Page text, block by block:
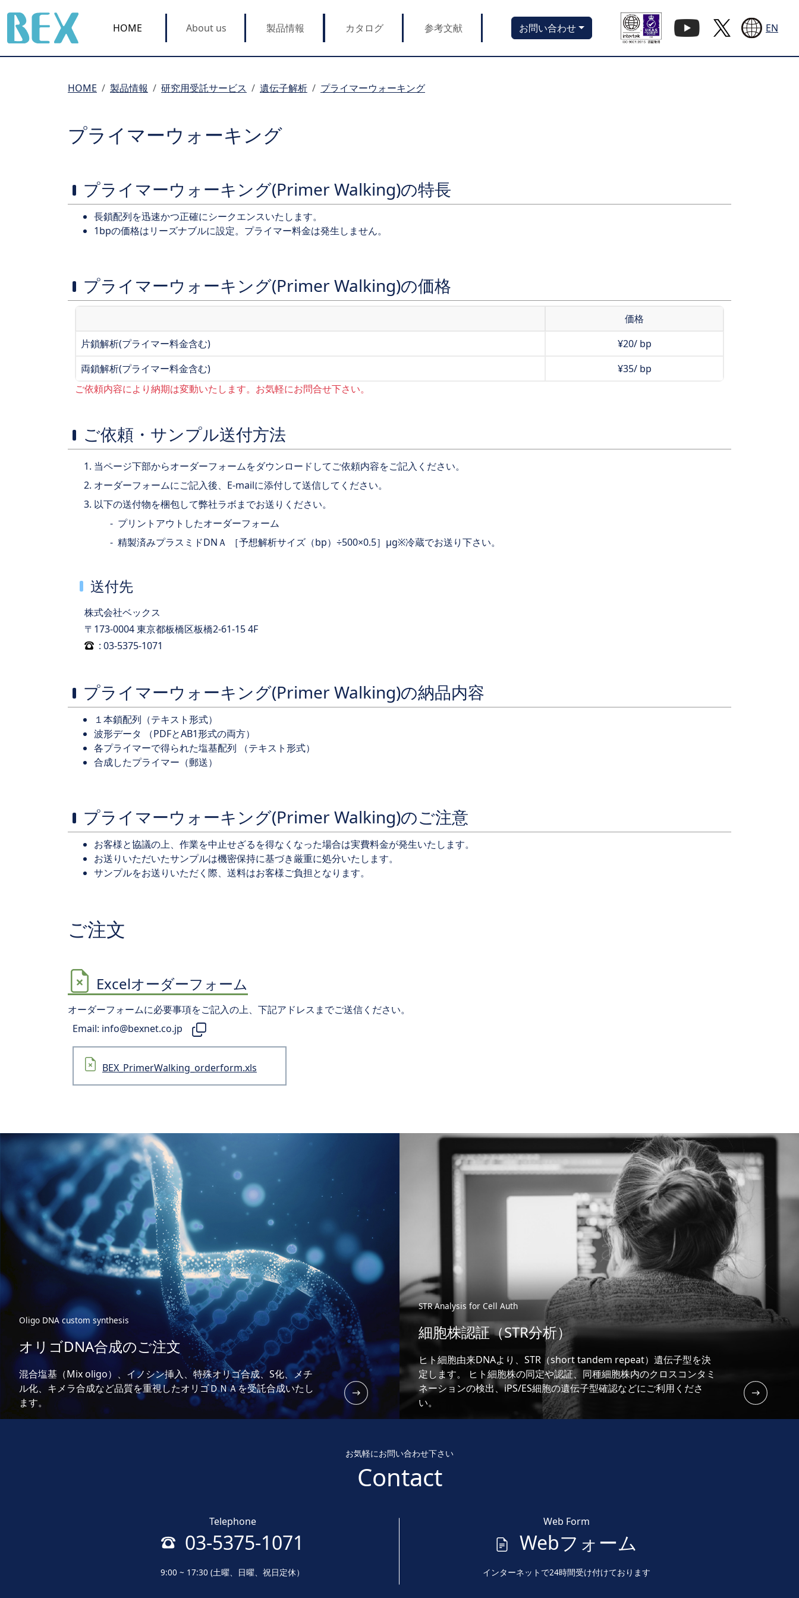
HOME About us 製品情報 カタログ 参考文献 お問い合わせ EN
HOME 製品情報 研究用受託サービス 遺伝子解析 プライマーウォーキング
プライマーウォーキング
プライマーウォーキング(Primer Walking)の特長
長鎖配列を迅速かつ正確にシークエンスいたします。
1bpの価格はリーズナブルに設定。プライマー料金は発生しません。
プライマーウォーキング(Primer Walking)の価格
価格
片鎖解析(プライマー料金含む)
¥20/ bp
両鎖解析(プライマー料金含む)
¥35/ bp
ご依頼内容により納期は変動いたします。お気軽にお問合せ下さい。
ご依頼・サンプル送付方法
当ページ下部からオーダーフォームをダウンロードしてご依頼内容をご記入ください。
オーダーフォームにご記入後、E-mailに添付して送信してください。
以下の送付物を梱包して弊社ラボまでお送りください。
プリントアウトしたオーダーフォーム
精製済みプラスミドDNＡ ［予想解析サイズ（bp）÷500×0.5］μg※冷蔵でお送り下さい。
送付先
株式会社ベックス
: 03-5375-1071
プライマーウォーキング(Primer Walking)の納品内容
１本鎖配列（テキスト形式）
波形データ （PDFとAB1形式の両方）
各プライマーで得られた塩基配列 （テキスト形式）
合成したプライマー（郵送）
プライマーウォーキング(Primer Walking)のご注意
お客様と協議の上、作業を中止せざるを得なくなった場合は実費料金が発生いたします。
お送りいただいたサンプルは機密保持に基づき厳重に処分いたします。
サンプルをお送りいただく際、送料はお客様ご負担となります。
ご注文
Excelオーダーフォーム
オーダーフォームに必要事項をご記入の上、下記アドレスまでご送信ください。
Email: info@bexnet.co.jp
BEX_PrimerWalking_orderform.xls
Oligo DNA custom synthesis
オリゴDNA合成のご注文
混合塩基（Mix oligo）、イノシン挿入、特殊オリゴ合成、S化、メチ
ル化、キメラ合成など品質を重視したオリゴＤＮＡを受託合成いたし
ます。
STR Analysis for Cell Auth
細胞株認証（STR分析）
ヒト細胞由来DNAより、STR（short tandem repeat）遺伝子型を決
定します。 ヒト細胞株の同定や認証、同種細胞株内のクロスコンタミ
ネーションの検出、iPS/ES細胞の遺伝子型確認などにご利用くださ
い。
お気軽にお問い合わせ下さい
Contact
Telephone
03-5375-1071
9:00 ~ 17:30 (土曜、日曜、祝日定休）
Web Form
Webフォーム
インターネットで24時間受け付けております